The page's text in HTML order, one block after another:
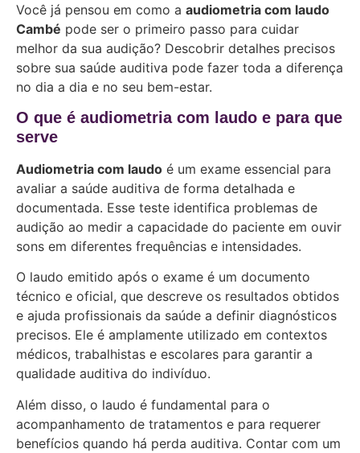
Você já pensou em como a audiometria com laudo
Cambé pode ser o primeiro passo para cuidar
melhor da sua audição? Descobrir detalhes precisos
sobre sua saúde auditiva pode fazer toda a diferença
no dia a dia e no seu bem-estar.
O que é audiometria com laudo e para que
serve
Audiometria com laudo é um exame essencial para
avaliar a saúde auditiva de forma detalhada e
documentada. Esse teste identifica problemas de
audição ao medir a capacidade do paciente em ouvir
sons em diferentes frequências e intensidades.
O laudo emitido após o exame é um documento
técnico e oficial, que descreve os resultados obtidos
e ajuda profissionais da saúde a definir diagnósticos
precisos. Ele é amplamente utilizado em contextos
médicos, trabalhistas e escolares para garantir a
qualidade auditiva do indivíduo.
Além disso, o laudo é fundamental para o
acompanhamento de tratamentos e para requerer
benefícios quando há perda auditiva. Contar com um